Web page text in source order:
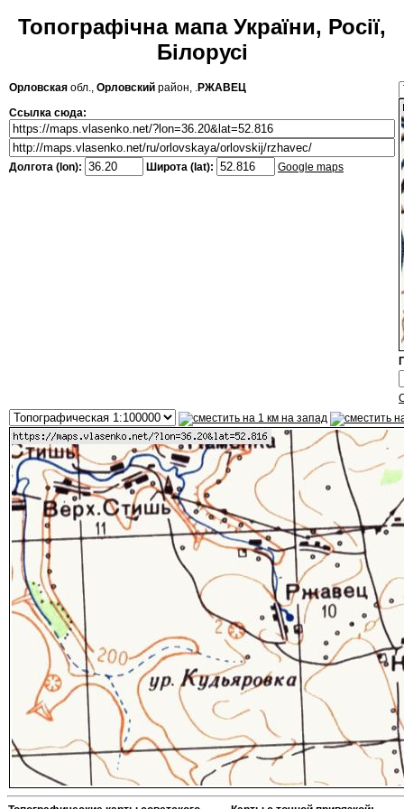
Топографічна мапа України, Росії,
Білорусі
Орловская обл., Орловский район, .РЖАВЕЦ
Ссылка сюда:
Долгота (lon): Широта (lat): Google maps